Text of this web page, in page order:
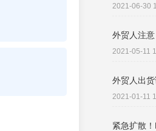
2021-06-30
外贸人注
2021-05-11
外贸人出
2021-01-11
紧急扩散